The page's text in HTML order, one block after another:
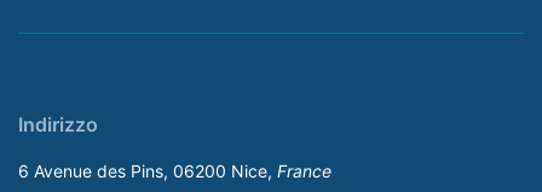
Indirizzo
6 Avenue des Pins, 06200 Nice, France